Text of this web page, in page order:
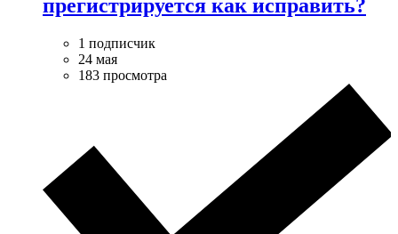
прегистрируется как исправить?
1 подписчик
24 мая
183 просмотра